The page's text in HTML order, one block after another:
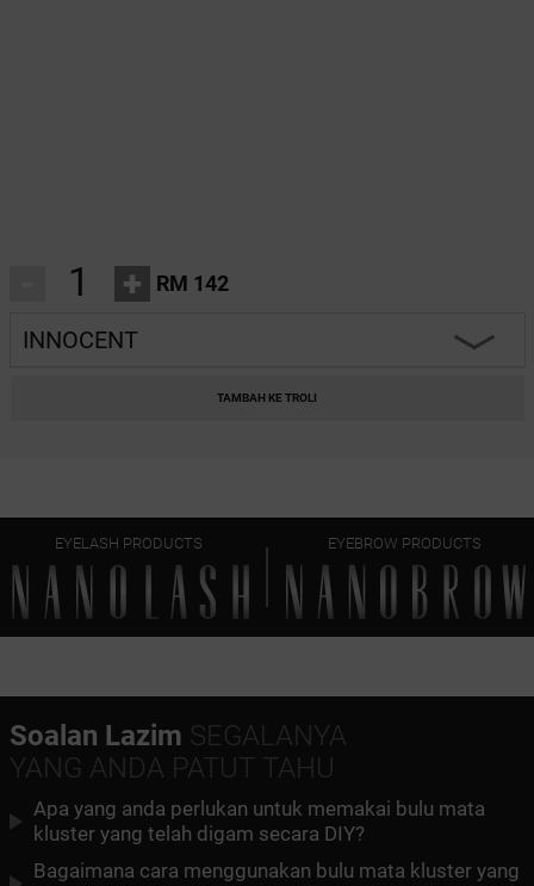
+ RM 142
INNOCENT
HEARTBREAKER
TAMBAH KE TROLI
EYELASH PRODUCTS EYEBROW PRODUCTS
Soalan Lazim SEGALANYA
YANG ANDA PATUT TAHU
Apa yang anda perlukan untuk memakai bulu mata
kluster yang telah digam secara DIY?
Bagaimana cara menggunakan bulu mata kluster yang